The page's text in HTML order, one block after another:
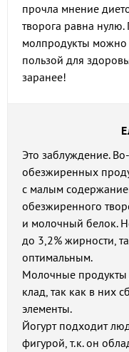
прочла мнение
творога равна
молпродукты можно
пользой для
заранее!
Это заблуждение.
обезжиренных
с малым
обезжиренного
и молочный белок.
до 3,2% жирности,
оптимальным.
Молочные продукты
клад, так как в них
элементы.
Йогурт подходит
фигурой, т.к. он